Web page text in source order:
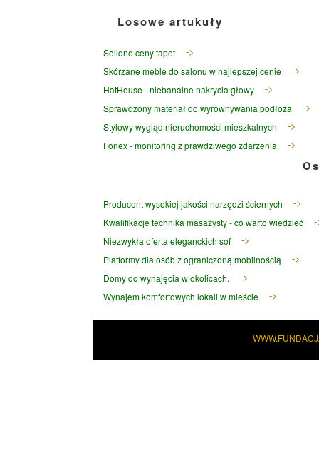
Losowe artukuły
Solidne ceny tapet
Skórzane meble do salonu w najlepszej cenie
HatHouse - niebanalne nakrycia głowy
Sprawdzony materiał do wyrównywania podłoża
Stylowy wygląd nieruchomości mieszkalnych
Fonex - monitoring z prawdziwego zdarzenia
Producent wysokiej jakości narzędzi ściernych
Kwalifikacje technika masażysty - co warto wiedzieć
Niezwykła oferta eleganckich sof
Platformy dla osób z ograniczoną mobilnością
Domy do wynajęcia w okolicach.
Wynajem komfortowych lokali w mieście